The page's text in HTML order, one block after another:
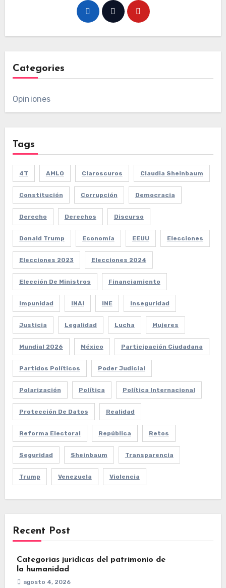
Categories
Opiniones
Tags
4T AMLO Claroscuros Claudia Sheinbaum
Constitución Corrupción Democracia
Derecho Derechos Discurso
Donald Trump Economía EEUU Elecciones
Elecciones 2023 Elecciones 2024
Elección De Ministros Financiamiento
Impunidad INAI INE Inseguridad
Justicia Legalidad Lucha Mujeres
Mundial 2026 México Participación Ciudadana
Partidos Políticos Poder Judicial
Polarización Política Política Internacional
Protección De Datos Realidad
Reforma Electoral República Retos
Seguridad Sheinbaum Transparencia
Trump Venezuela Violencia
Recent Post
Categorías jurídicas del patrimonio de
la humanidad
agosto 4, 2026